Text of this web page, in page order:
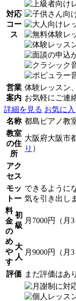
対応
コー
ス
営業
案内
体験レッスン
お気軽にご連
詳細を見る お気に
名称 都島ピアノ教
教室
の住
所
大阪府大阪市
り ）
アク
セス
モッ
トー
できるように
気を引き出し
料
金
の
め
や
す
初
級
月7000円（月
大
人
月9000円（月
評価 まだ評価はあ